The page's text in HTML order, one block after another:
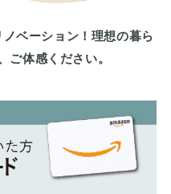
ベーション！理想の暮ら
ご体感ください。